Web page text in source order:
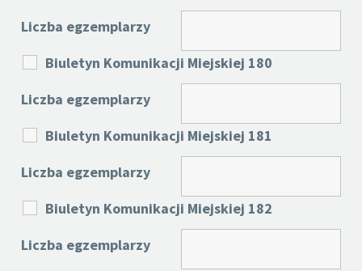
Liczba egzemplarzy
Biuletyn Komunikacji Miejskiej 180
Liczba egzemplarzy
Biuletyn Komunikacji Miejskiej 181
Liczba egzemplarzy
Biuletyn Komunikacji Miejskiej 182
Liczba egzemplarzy